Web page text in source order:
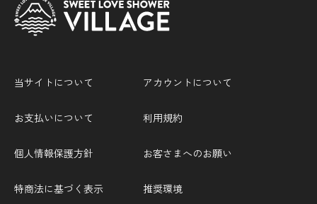
当サイトについて アカウントについて
お支払いについて 利用規約
個人情報保護方針 お客さまへのお願い
特商法に基づく表示 推奨環境